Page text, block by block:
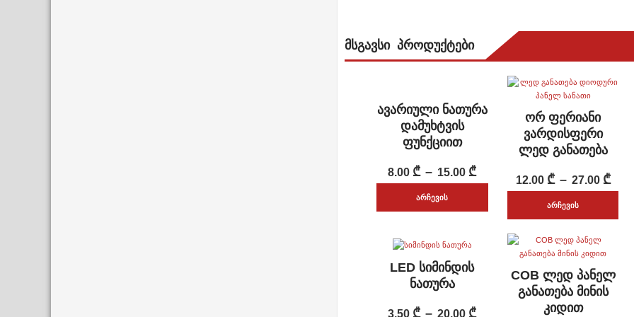
ᲛᲡᲒᲐᲕᲡᲘ ᲞᲠᲝᲓᲣᲥᲢᲔᲑᲘ
ᲡᲬᲠᲐᲤᲘ ᲜᲐᲮᲕᲐ
ADD WISHLIST
ავარიული ნათურა
დამუხტვის
ფუნქციით
8.00 ₾ – 15.00 ₾
range:
8.00 ₾
through
15.00 ₾
ᲐᲠᲩᲔᲕᲘᲡ
product
has
multiple
ᲡᲬᲠᲐᲤᲘ ᲜᲐᲮᲕᲐ
ADD WISHLIST
ორ ფერიანი
ვარდისფერი
ლედ განათება
12.00 ₾ – 27.00 ₾
ᲐᲠᲩᲔᲕᲘᲡ
product
has
multiple
variants.
ᲡᲬᲠᲐᲤᲘ ᲜᲐᲮᲕᲐ
ADD WISHLIST
LED სიმინდის
ნათურა
3.50 ₾ – 20.00 ₾
ᲡᲬᲠᲐᲤᲘ ᲜᲐᲮᲕᲐ
ADD WISHLIST
COB ლედ პანელ
განათება მინის
კიდით